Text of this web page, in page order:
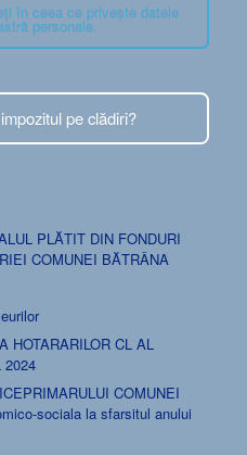
în ceea ce privește datele
personale.
pe clădiri?
PLĂTIT DIN FONDURI
COMUNEI BĂTRÂNA
HOTARARILOR CL AL
2024
COMUNEI
sociala la sfarsitul anului